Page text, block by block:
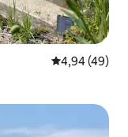
4,94 de uma
4,94 (49)